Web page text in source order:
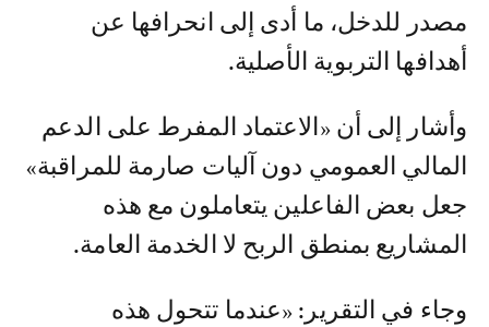
مصدر للدخل، ما أدى إلى انحرافها عن
أهدافها التربوية الأصلية.
وأشار إلى أن «الاعتماد المفرط على الدعم
المالي العمومي دون آليات صارمة للمراقبة»
جعل بعض الفاعلين يتعاملون مع هذه
المشاريع بمنطق الربح لا الخدمة العامة.
وجاء في التقرير: «عندما تتحول هذه